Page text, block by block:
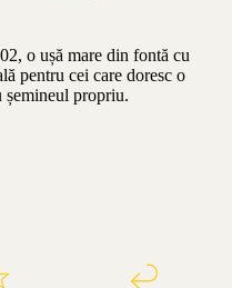
o ușă mare din fontă cu
pentru cei care doresc o
șemineul propriu.